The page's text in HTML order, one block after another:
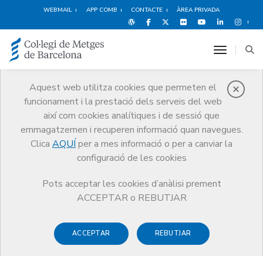
WEBMAIL APP COMB CONTACTE ÀREA PRIVADA
Aquest web utilitza cookies que permeten el
funcionament i la prestació dels serveis del web
així com cookies analítiques i de sessió que
emmagatzemen i recuperen informació quan navegues.
Clica AQUÍ per a mes informació o per a canviar la
configuració de les cookies
Pots acceptar les cookies d’anàlisi prement
ACCEPTAR o REBUTJAR
ACCEPTAR REBUTJAR
toggle
Metges
Metges Alta de col·legiació
Alta de col·legiació
La col·legiació és untràmit obligatorii necessari per exercir
la professió.